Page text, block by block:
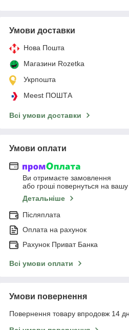
Умови доставки
Нова Пошта
Магазини Rozetka
Укрпошта
Meest ПОШТА
Всі умови доставки
Умови оплати
Ви отримаєте замовлення
або гроші повернуться на вашу
Детальніше
Післяплата
Оплата на рахунок
Рахунок Приват Банка
Всі умови оплати
Умови повернення
Повернення товару впродовж 14